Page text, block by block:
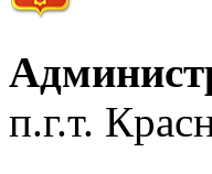
п.г.т.